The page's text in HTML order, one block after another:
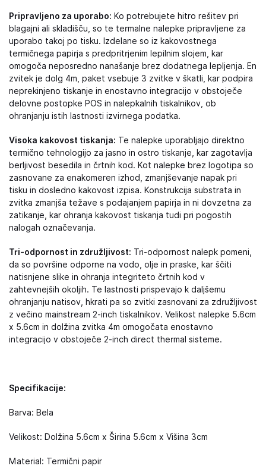
Pripravljeno za uporabo: Ko potrebujete hitro rešitev pri
blagajni ali skladišču, so te termalne nalepke pripravljene za
uporabo takoj po tisku. Izdelane so iz kakovostnega
termičnega papirja s predpritrjenim lepilnim slojem, kar
omogoča neposredno nanašanje brez dodatnega lepljenja. En
zvitek je dolg 4m, paket vsebuje 3 zvitke v škatli, kar podpira
neprekinjeno tiskanje in enostavno integracijo v obstoječe
delovne postopke POS in nalepkalnih tiskalnikov, ob
ohranjanju istih lastnosti izvirnega podatka.
Visoka kakovost tiskanja: Te nalepke uporabljajo direktno
termično tehnologijo za jasno in ostro tiskanje, kar zagotavlja
berljivost besedila in črtnih kod. Kot nalepke brez logotipa so
zasnovane za enakomeren izhod, zmanjševanje napak pri
tisku in dosledno kakovost izpisa. Konstrukcija substrata in
zvitka zmanjša težave s podajanjem papirja in ni dovzetna za
zatikanje, kar ohranja kakovost tiskanja tudi pri pogostih
nalogah označevanja.
Tri-odpornost in združljivost: Tri-odpornost nalepk pomeni,
da so površine odporne na vodo, olje in praske, kar ščiti
natisnjene slike in ohranja integriteto črtnih kod v
zahtevnejših okoljih. Te lastnosti prispevajo k daljšemu
ohranjanju natisov, hkrati pa so zvitki zasnovani za združljivost
z večino mainstream 2-inch tiskalnikov. Velikost nalepke 5.6cm
x 5.6cm in dolžina zvitka 4m omogočata enostavno
integracijo v obstoječe 2-inch direct thermal sisteme.
Specifikacije:
Barva: Bela
Velikost: Dolžina 5.6cm x Širina 5.6cm x Višina 3cm
Material: Termični papir